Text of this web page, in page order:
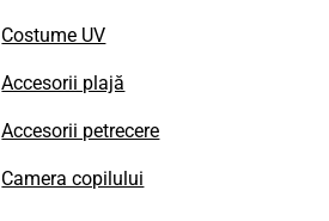
Costume UV
Accesorii plajă
Accesorii petrecere
Camera copilului